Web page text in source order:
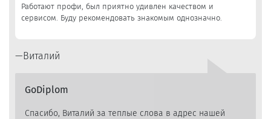
Работают профи, был приятно удивлен качеством и
сервисом. Буду рекомендовать знакомым однозначно.
Виталий
GoDiplom
Спасибо, Виталий за теплые слова в адрес нашей